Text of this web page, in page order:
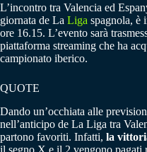
L’incontro tra Valencia ed
giornata de La Liga spagnola, è
ore 16.15. L’evento sarà
piattaforma streaming che ha
campionato iberico.
QUOTE
Dando un’occhiata alle
nell’anticipo de La Liga tra
partono favoriti. Infatti, la
il segno X e il 2 vengono pagati